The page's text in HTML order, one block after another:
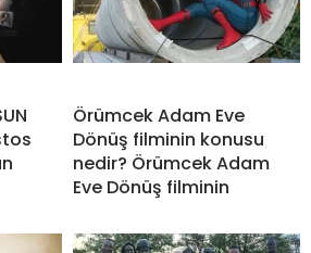
Örümcek Adam Eve
Dönüş filminin konusu
nedir? Örümcek Adam
Eve Dönüş filminin